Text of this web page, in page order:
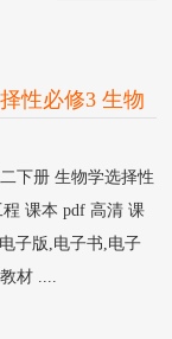
性必修3 生物
下册 生物学选择性
课本 pdf 高清 课
子版,电子书,电子
材 ....